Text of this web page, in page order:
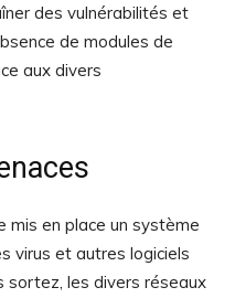
des vulnérabilités et
de modules de
aux divers
mis en place un système
virus et autres logiciels
sortez, les divers réseaux